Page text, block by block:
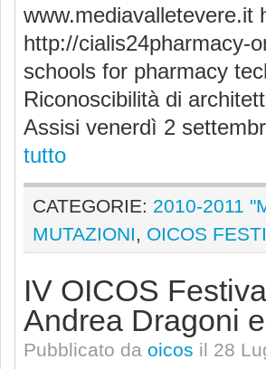
www.mediavalletevere.it
http://cialis24pharmacy-
schools for pharmacy
Riconoscibilità di
Assisi venerdì 2
tutto
CATEGORIE: 2010-2011
MUTAZIONI, OICOS
IV OICOS
Andrea Dragoni
Pubblicato da oicos il 28